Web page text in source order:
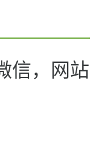
信，网站